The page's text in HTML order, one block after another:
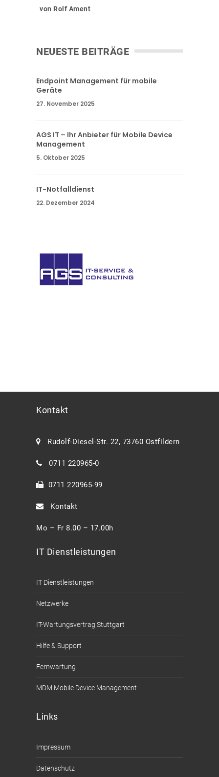
von Rolf Ament
NEUESTE BEITRÄGE
Endpoint Management für mobile
Geräte
27. November 2025
AGS IT – Ihr Anbieter für Mobile Device
Management
5. Oktober 2025
IT-Notfalldienst
22. Dezember 2024
Kontakt
Rudolf-Diesel-Str. 22, 73760 Ostfildern
0711 220965-0
0711 220965-99
Kontakt
Mo – Fr 8.00 – 17.00h
IT Dienstleistungen
IT Dienstleistungen
Netzwerke
IT-Wartungsvertrag Stuttgart
Hilfe & Support
Fernwartung
MDM Mobile Device Management
Links
Impressum
Datenschutz